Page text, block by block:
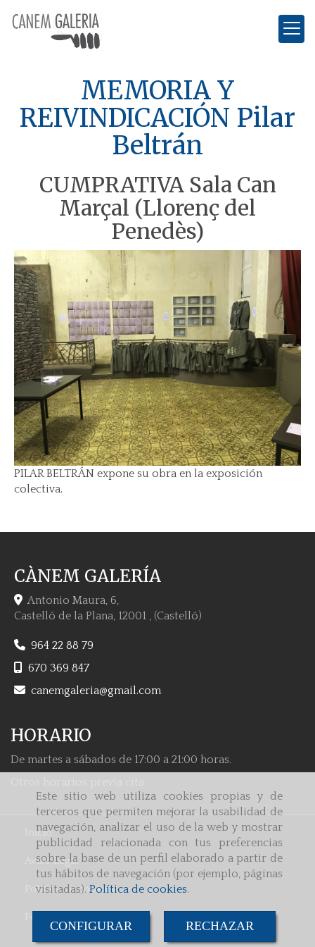
Este sitio web utiliza cookies propias y de
terceros que permiten mejorar la usabilidad de
navegación, analizar el uso de la web y mostrar
publicidad relacionada con tus preferencias
sobre la base de un perfil elaborado a partir de
tus hábitos de navegación (por ejemplo, páginas
visitadas). Política de cookies.
CONFIGURAR RECHAZAR
MEMORIA Y
REIVINDICACIÓN Pilar
Beltrán
CUMPRATIVA Sala Can
Marçal (Llorenç del
Penedès)
PILAR BELTRÁN expone su obra en la exposición
colectiva.
CÀNEM GALERÍA
Antonio Maura, 6,
Castelló de la Plana, 12001 , (Castelló)
964 22 88 79
670 369 847
canemgaleria
gmail.com
HORARIO
De martes a sábados de 17:00 a 21:00 horas.
Inicio
Aviso Legal
Política de cookies